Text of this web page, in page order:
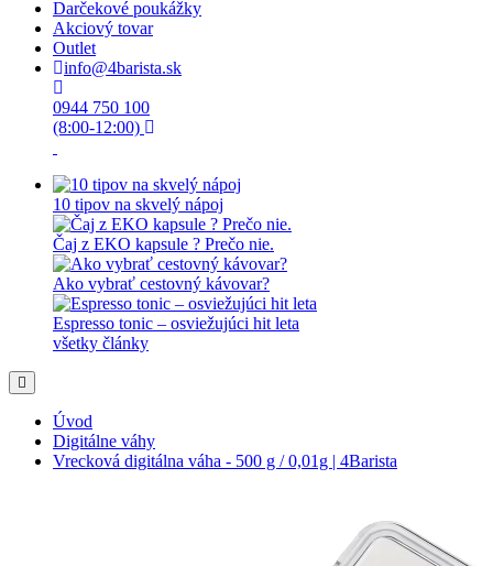
Darčekové poukážky
Akciový tovar
Outlet
info@4barista.sk
0944 750 100
(8:00-12:00)
10 tipov na skvelý nápoj
Čaj z EKO kapsule ? Prečo nie.
Ako vybrať cestovný kávovar?
Espresso tonic – osviežujúci hit leta
všetky články
Úvod
Digitálne váhy
Vrecková digitálna váha - 500 g / 0,01g | 4Barista